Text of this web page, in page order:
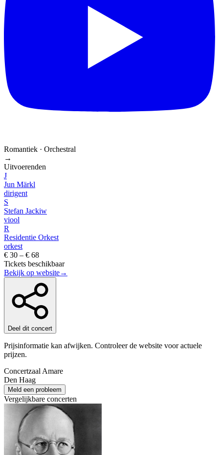
Romantiek · Orchestral
→
Uitvoerenden
J
Jun Märkl
dirigent
S
Stefan Jackiw
viool
R
Residentie Orkest
orkest
€ 30 – € 68
Tickets beschikbaar
Bekijk op website→
Deel dit concert
Prijsinformatie kan afwijken. Controleer de website voor actuele
prijzen.
Concertzaal Amare
Den Haag
Meld een probleem
Vergelijkbare concerten